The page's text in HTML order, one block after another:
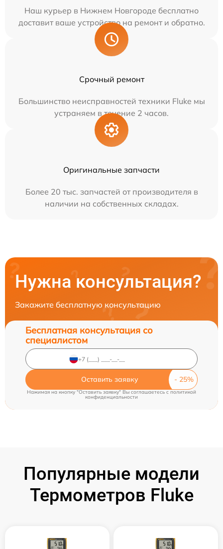
Наш курьер в Нижнем Новгороде бесплатно
доставит ваше устройство на ремонт и обратно.
Срочный ремонт
Большинство неисправностей техники Fluke мы
устраняем в течение 2 часов.
Оригинальные запчасти
Более 20 тыс. запчастей от производителя в
наличии на собственных складах.
Нужна консультация?
Закажите бесплатную консультацию
Бесплатная консультация со
специалистом
Оставить заявку
Нажимая на кнопку "Оставить заявку" Вы соглашаетесь cполитикой
конфиденциальности
Популярные модели
Термометров Fluke